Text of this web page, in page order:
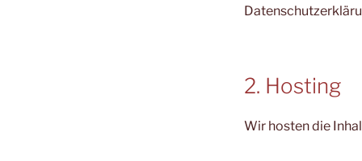
2. Hosting
Wir hosten die